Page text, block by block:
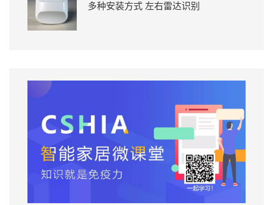
多种安装方式 左右雷达识别